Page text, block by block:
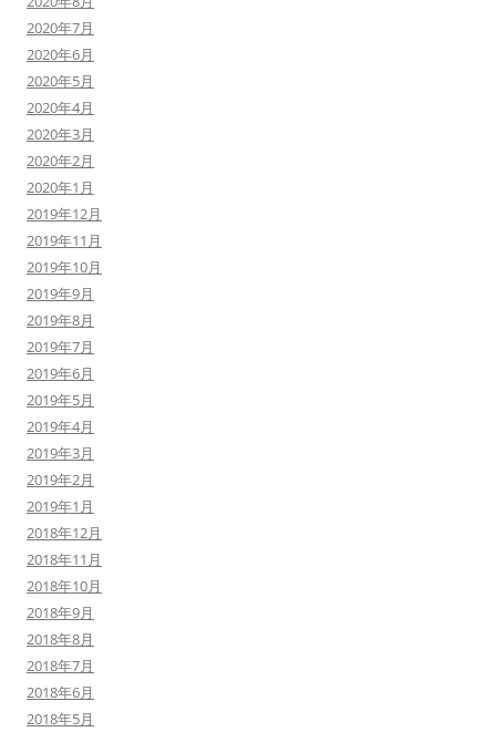
2020年7月
2020年6月
2020年5月
2020年4月
2020年3月
2020年2月
2020年1月
2019年12月
2019年11月
2019年10月
2019年9月
2019年8月
2019年7月
2019年6月
2019年5月
2019年4月
2019年3月
2019年2月
2019年1月
2018年12月
2018年11月
2018年10月
2018年9月
2018年8月
2018年7月
2018年6月
2018年5月